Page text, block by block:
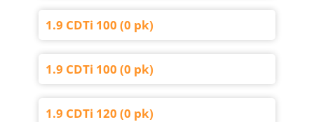
1.9 CDTi 100 (0 pk)
1.9 CDTi 100 (0 pk)
1.9 CDTi 120 (0 pk)